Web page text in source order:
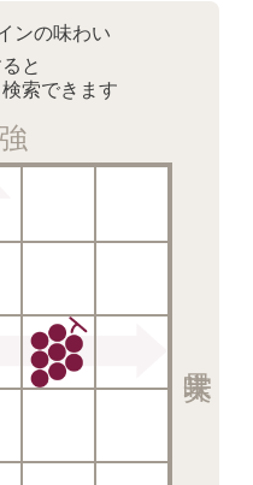
ンの味わい
と
索できます